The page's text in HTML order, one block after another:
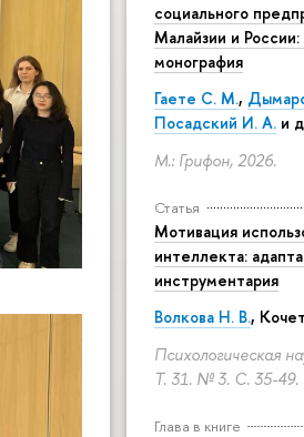
социального
Малайзии и
монография
Гаете С. М.,
Посадский И. А. и
М.: Грифон, 2026.
Статья
Мотивация
интеллекта:
инструментария
Волкова Н. В.,
Психологическая
Т. 31. № 3. С. 35-49.
Глава в книге